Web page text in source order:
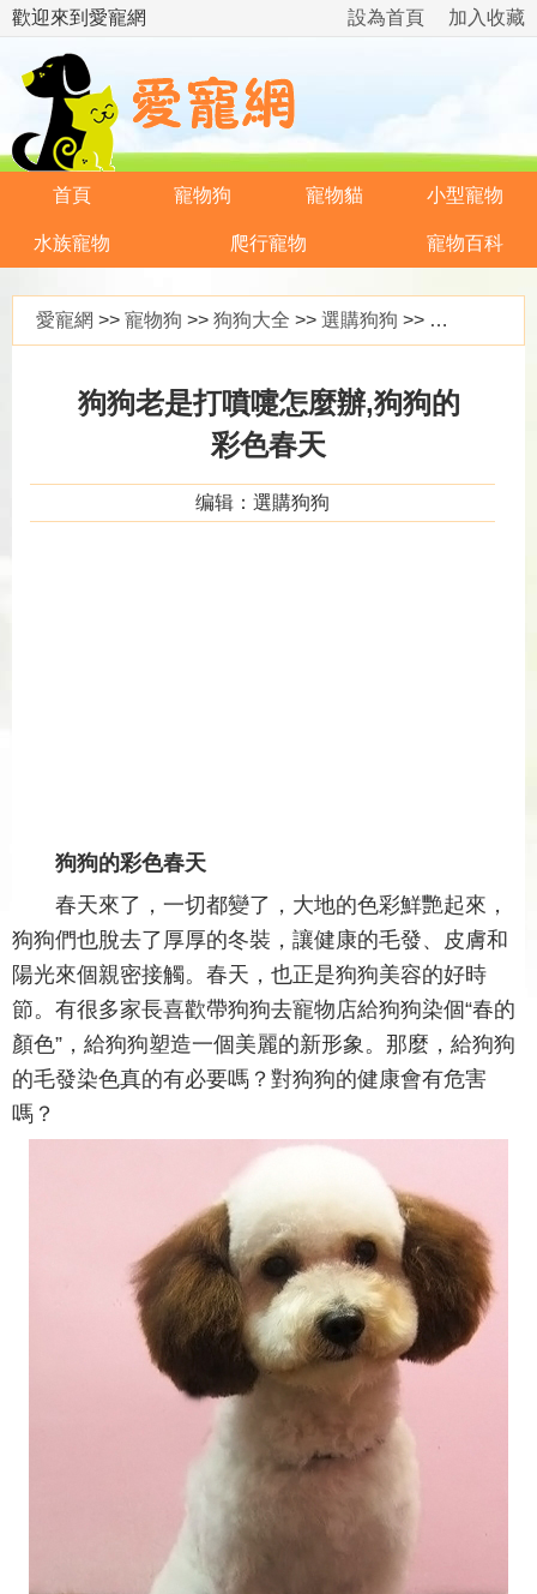
歡迎來到愛寵網 加入收藏
設為首頁
首頁 寵物狗 寵物貓 小型寵物
水族寵物 爬行寵物 寵物百科
愛寵網 >> 寵物狗 >> 狗狗大全 >> 選購狗狗 >> 狗狗老是打噴嚏怎麼辦,狗狗的彩色春天
狗狗老是打噴嚏怎麼辦,狗狗的
彩色春天
编辑：選購狗狗
狗狗的彩色春天
春天來了，一切都變了，大地的色彩鮮艷起來，
狗狗們也脫去了厚厚的冬裝，讓健康的毛發、皮膚和
陽光來個親密接觸。春天，也正是狗狗美容的好時
節。有很多家長喜歡帶狗狗去寵物店給狗狗染個“春的
顏色”，給狗狗塑造一個美麗的新形象。那麼，給狗狗
的毛發染色真的有必要嗎？對狗狗的健康會有危害
嗎？